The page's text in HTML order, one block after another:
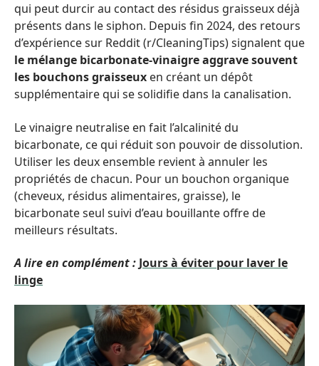
qui peut durcir au contact des résidus graisseux déjà
présents dans le siphon. Depuis fin 2024, des retours
d’expérience sur Reddit (r/CleaningTips) signalent que
le mélange bicarbonate-vinaigre aggrave souvent
les bouchons graisseux en créant un dépôt
supplémentaire qui se solidifie dans la canalisation.
Le vinaigre neutralise en fait l’alcalinité du
bicarbonate, ce qui réduit son pouvoir de dissolution.
Utiliser les deux ensemble revient à annuler les
propriétés de chacun. Pour un bouchon organique
(cheveux, résidus alimentaires, graisse), le
bicarbonate seul suivi d’eau bouillante offre de
meilleurs résultats.
A lire en complément : Jours à éviter pour laver le
linge